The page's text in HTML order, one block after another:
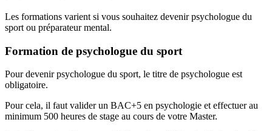
Les formations varient si vous souhaitez devenir psychologue du
sport ou préparateur mental.
Formation de psychologue du sport
Pour devenir psychologue du sport, le titre de psychologue est
obligatoire.
Pour cela, il faut valider un BAC+5 en psychologie et effectuer au
minimum 500 heures de stage au cours de votre Master.